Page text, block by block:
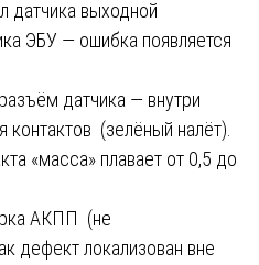
датчика выходной
ЭБУ — ошибка появляется
датчика — внутри
(зелёный налёт).
«масса» плавает от 0,5 до
АКПП (не
дефект локализован вне